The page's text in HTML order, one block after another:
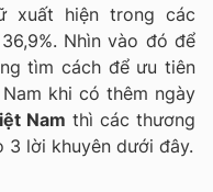
xuất hiện trong các
Nhìn vào đó để
tìm cách để ưu tiên
khi có thêm ngày
Nam thì các thương
3 lời khuyên dưới đây.